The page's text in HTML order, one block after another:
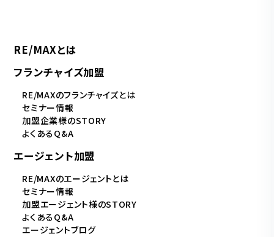
RE/MAXとは
フランチャイズ加盟
RE/MAXのフランチャイズとは
セミナー情報
加盟企業様のSTORY
よくあるQ&A
エージェント加盟
RE/MAXのエージェントとは
セミナー情報
加盟エージェント様のSTORY
よくあるQ&A
エージェントブログ